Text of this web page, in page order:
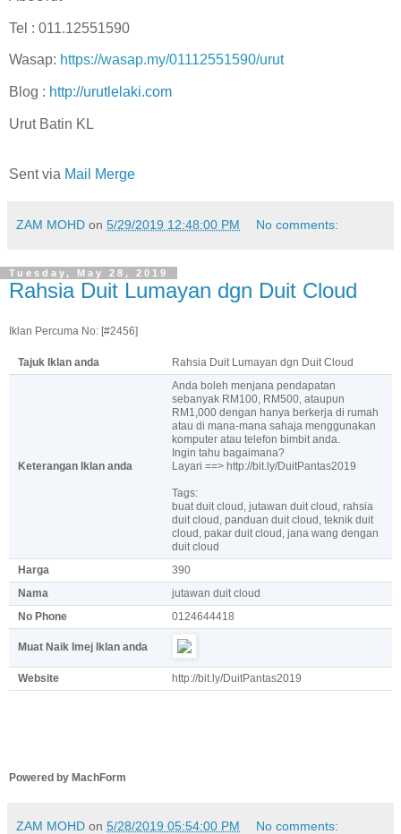
Tel : 011.12551590
Wasap: https://wasap.my/01112551590/urut
Blog : http://urutlelaki.com
Urut Batin KL
Sent via Mail Merge
ZAM MOHD on 5/29/2019 12:48:00 PM No comments:
Tuesday, May 28, 2019
Rahsia Duit Lumayan dgn Duit Cloud
Iklan Percuma No: [#2456]
Tajuk Iklan anda Rahsia Duit Lumayan dgn Duit Cloud
Keterangan Iklan anda
Anda boleh menjana pendapatan
sebanyak RM100, RM500, ataupun
RM1,000 dengan hanya berkerja di rumah
atau di mana-mana sahaja menggunakan
komputer atau telefon bimbit anda.
Ingin tahu bagaimana?
Layari ==> http://bit.ly/DuitPantas2019
Tags:
buat duit cloud, jutawan duit cloud, rahsia
duit cloud, panduan duit cloud, teknik duit
cloud, pakar duit cloud, jana wang dengan
duit cloud
Harga
390
Nama
jutawan duit cloud
No Phone
0124644418
Muat Naik Imej Iklan anda
Website http://bit.ly/DuitPantas2019
Powered by MachForm
ZAM MOHD on 5/28/2019 05:54:00 PM No comments: